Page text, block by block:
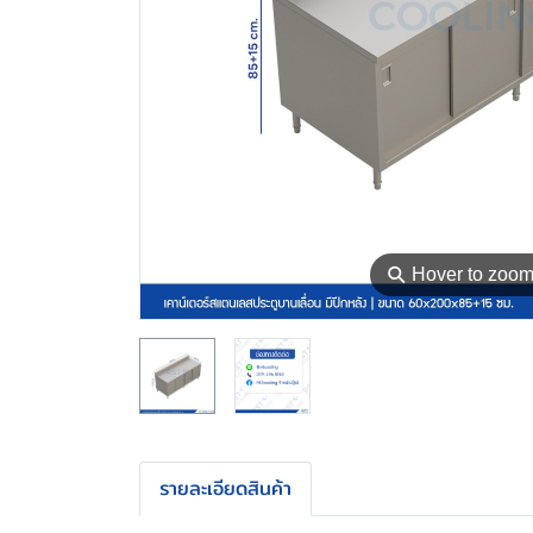
⚲ Hover to zoom
รายละเอียดสินค้า